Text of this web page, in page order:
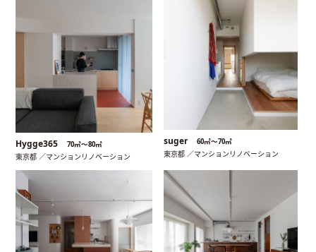
Hygge365 70㎡〜80㎡
東京都 ／マンションリノベーション
suger 60㎡〜70㎡
東京都 ／マンションリノベーション